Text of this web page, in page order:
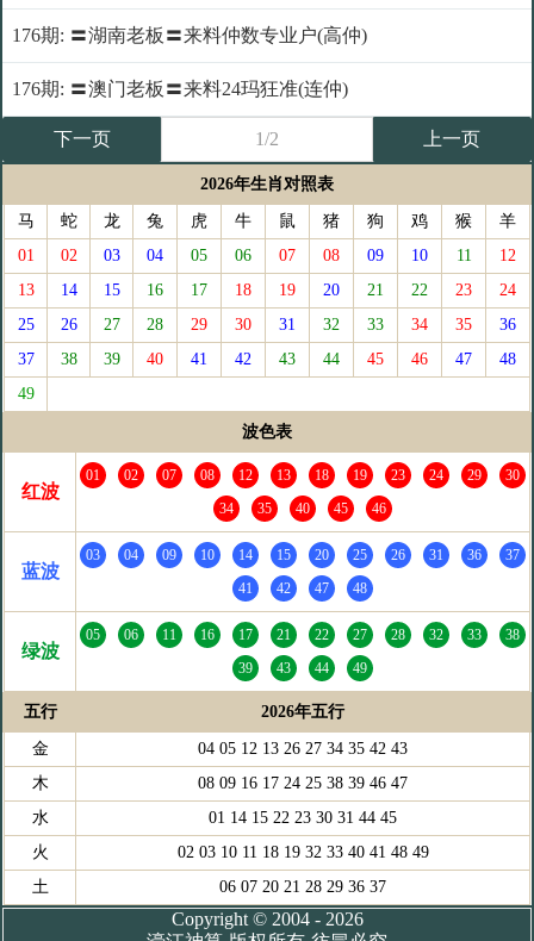
176期: 〓湖南老板〓来料仲数专业户(高仲)
176期: 〓澳门老板〓来料24玛狂准(连仲)
下一页 1/2 上一页
2026年生肖对照表
马 蛇 龙 兔 虎 牛 鼠 猪 狗 鸡 猴
羊
01
02 03 04 05 06 07 08 09 10 11
12
13
14 15 16 17 18 19 20 21 22 23
24
25
26 27 28 29 30 31 32 33 34 35
36
37
38 39 40 41 42 43 44 45 46 47
48
49
波色表
红波
01 02 07 08 12 13 18 19 23 24 29
30
34
35 40 45 46
蓝波
03 04 09 10 14 15 20 25 26 31 36
37
41
42 47 48
绿波
05 06 11 16 17 21 22 27 28 32 33
38
39
43 44 49
五行 2026年五行
金
04 05 12 13 26 27 34 35 42 43
木
08 09 16 17 24 25 38 39 46 47
水
01 14 15 22 23 30 31 44 45
火
02 03 10 11 18 19 32 33 40 41 48 49
土
06 07 20 21 28 29 36 37
Copyright © 2004 - 2026